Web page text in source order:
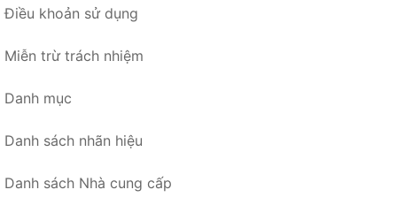
Điều khoản sử dụng
Miễn trừ trách nhiệm
Danh mục
Danh sách nhãn hiệu
Danh sách Nhà cung cấp